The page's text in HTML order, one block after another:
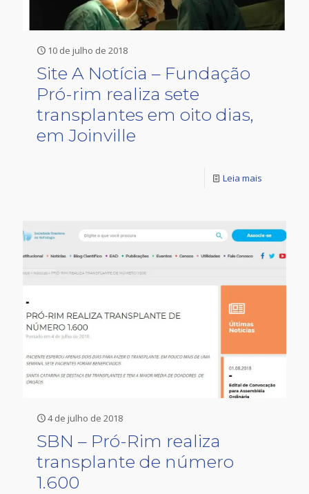
10 de julho de 2018
Site A Notícia – Fundação
Pró-rim realiza sete
transplantes em oito dias,
em Joinville
Leia mais
4 de julho de 2018
SBN – Pró-Rim realiza
transplante de número
1.600